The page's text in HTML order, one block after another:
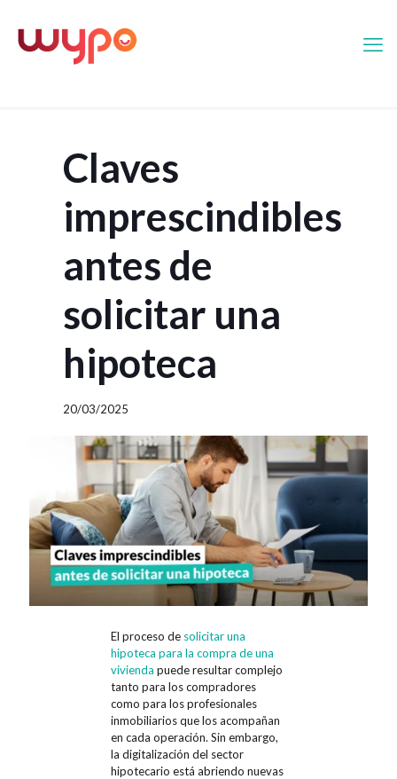
Claves
imprescindibles
antes de
solicitar una
hipoteca
20/03/2025
El proceso de solicitar una
hipoteca para la compra de una
vivienda puede resultar complejo
tanto para los compradores
como para los profesionales
inmobiliarios que los acompañan
en cada operación. Sin embargo,
la digitalización del sector
hipotecario está abriendo nuevas